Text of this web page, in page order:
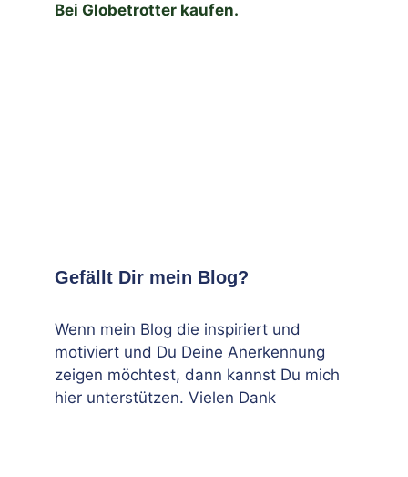
Bei Globetrotter kaufen.
Gefällt Dir mein Blog?
Wenn mein Blog die inspiriert und
motiviert und Du Deine Anerkennung
zeigen möchtest, dann kannst Du mich
hier unterstützen. Vielen Dank